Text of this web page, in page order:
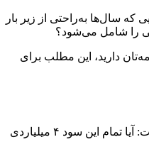
سال‌ها به‌راحتی از زیر بار
را شامل می‌شود؟
دارید، این مطلب برای
تصور کنید ملکی را در سال ۱۳۹۵ به قیمت ۱ میلیارد تومان خریده‌اید و حالا در سال ۱۴۰۳ قصد فروش آن را دارید. قیمت ملک شما به ۵ میلیارد تومان رسیده است. سوال اینجاست: آیا تمام این سود ۴ میلیاردی